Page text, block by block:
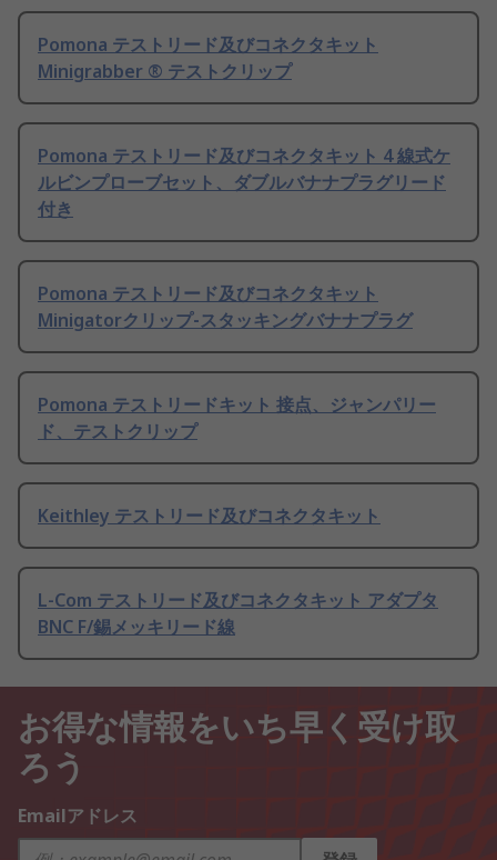
Pomona テストリード及びコネクタキット
Minigrabber ® テストクリップ
Pomona テストリード及びコネクタキット 4 線式ケ
ルビンプローブセット、ダブルバナナプラグリード
付き
Pomona テストリード及びコネクタキット
Minigatorクリップ‐スタッキングバナナプラグ
Pomona テストリードキット 接点、ジャンパリー
ド、テストクリップ
Keithley テストリード及びコネクタキット
L-Com テストリード及びコネクタキット アダプタ
BNC F/錫メッキリード線
お得な情報をいち早く受け取
ろう
Emailアドレス